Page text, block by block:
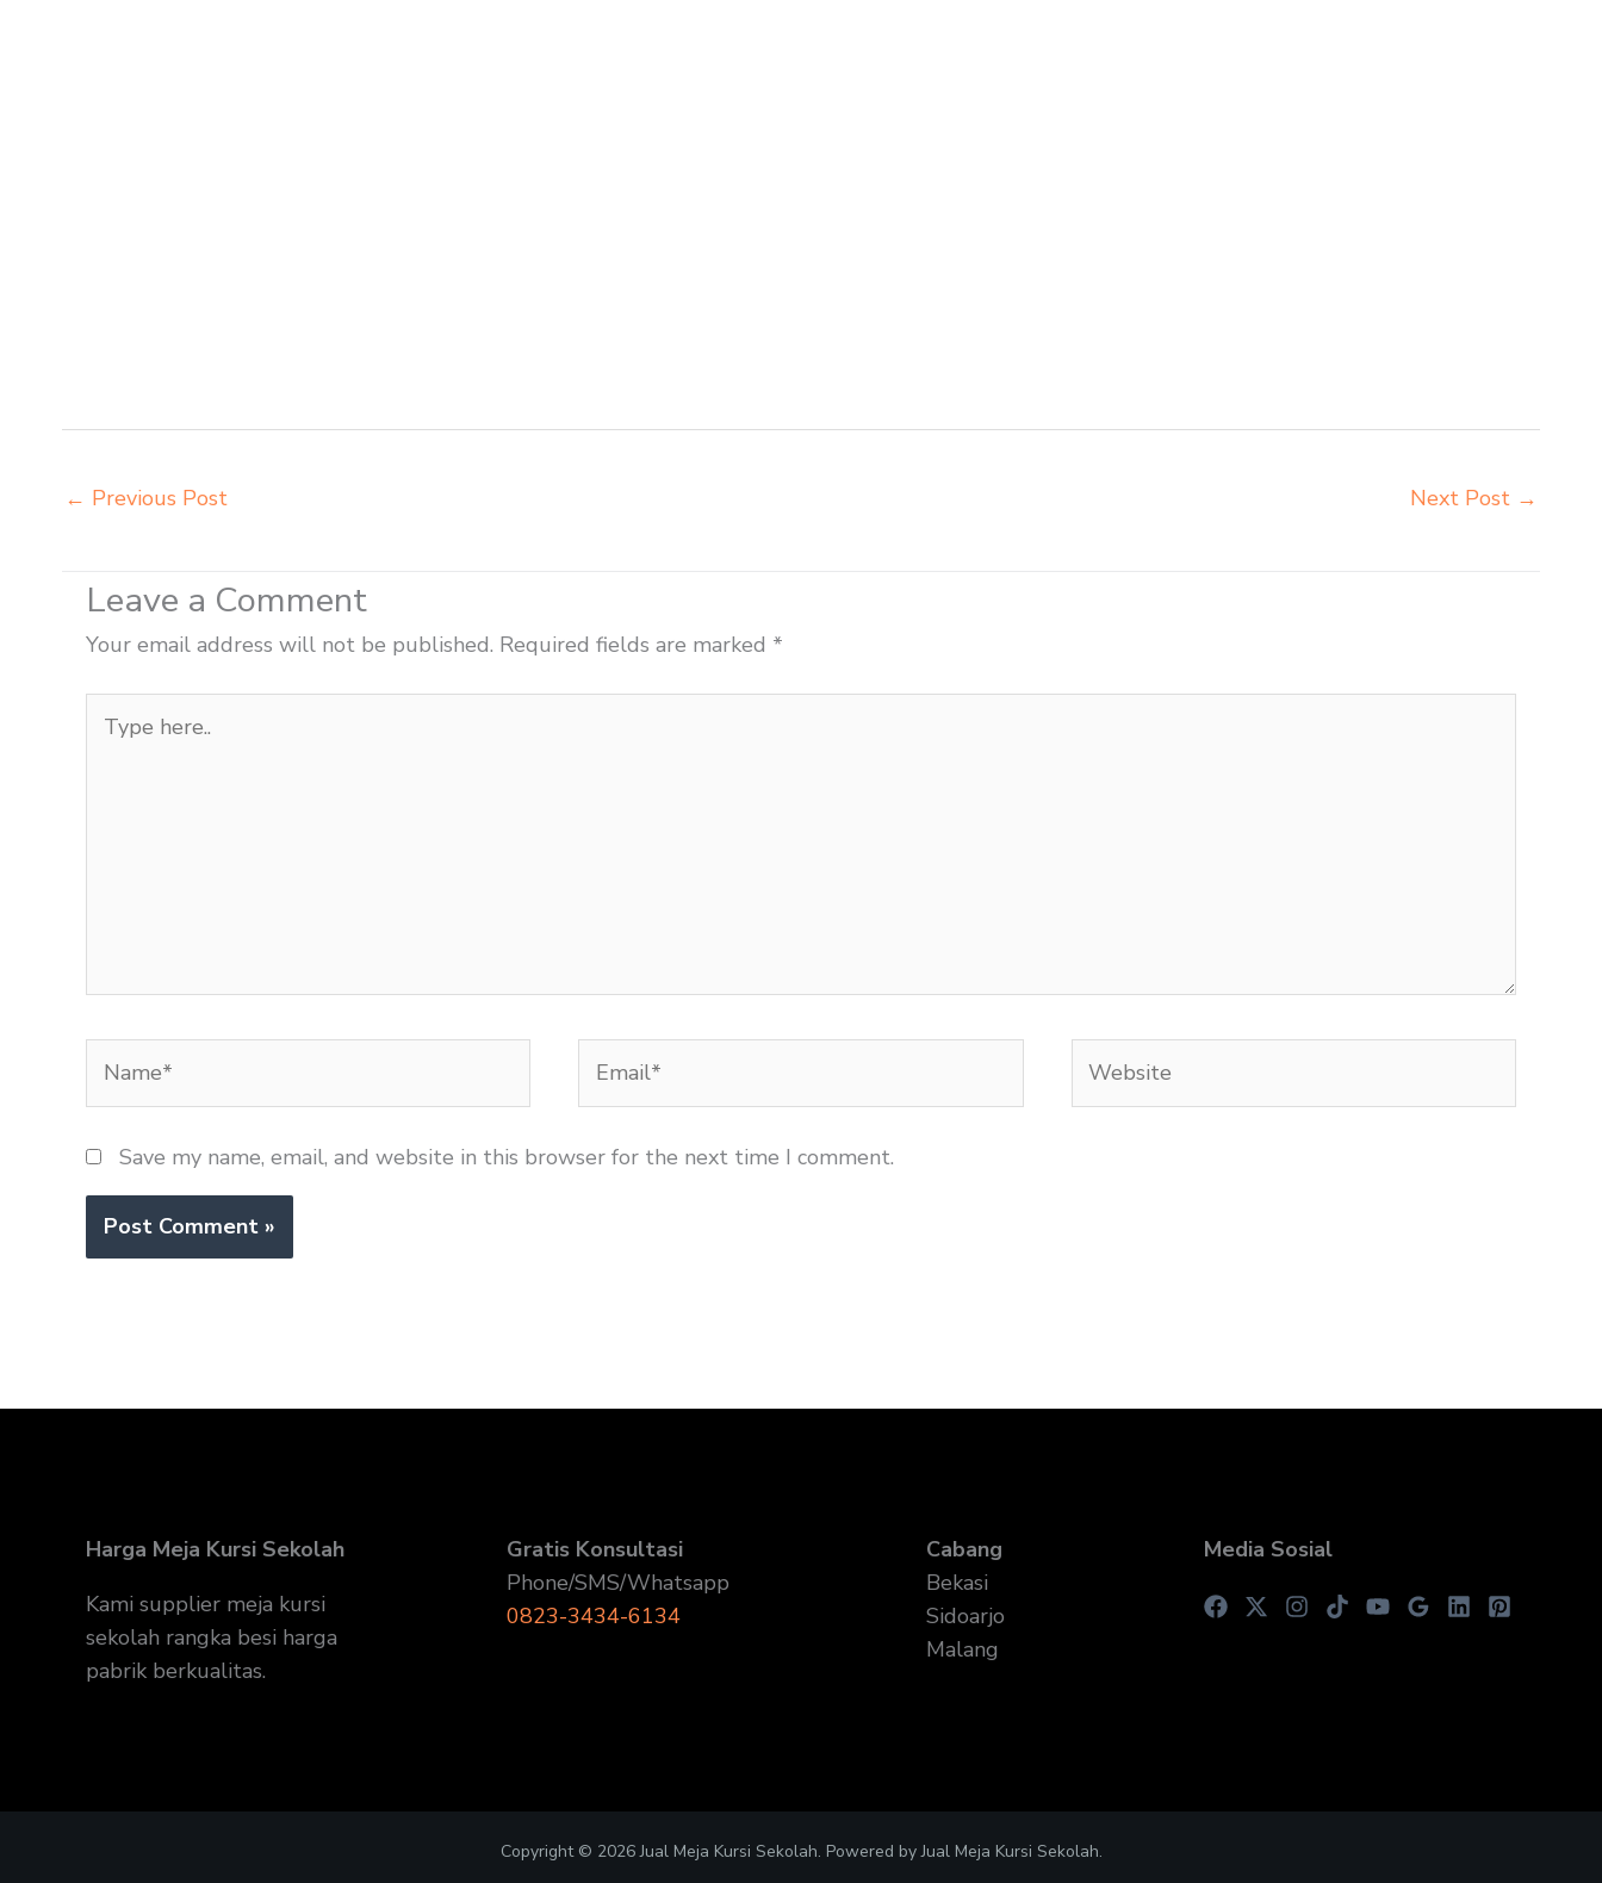
← Previous Post Next Post →
Leave a Comment
Your email address will not be published. Required fields are marked *
here..
Save my name, email, and website in this browser for the next time I comment.
Harga Meja Kursi Sekolah
Kami supplier meja kursi
sekolah rangka besi harga
pabrik berkualitas.
Gratis Konsultasi
Phone/SMS/Whatsapp
0823-3434-6134
Cabang
Bekasi
Sidoarjo
Malang
Media Sosial
Copyright © 2026 Jual Meja Kursi Sekolah. Powered by Jual Meja Kursi Sekolah.